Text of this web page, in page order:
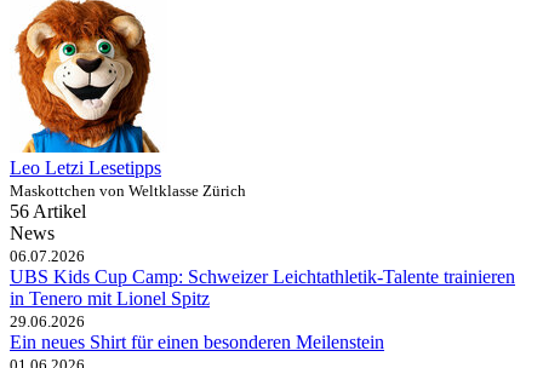
Leo Letzi Lesetipps
Maskottchen von Weltklasse Zürich
56 Artikel
News
06.07.2026
UBS Kids Cup Camp: Schweizer Leichtathletik-Talente trainieren
in Tenero mit Lionel Spitz
29.06.2026
Ein neues Shirt für einen besonderen Meilenstein